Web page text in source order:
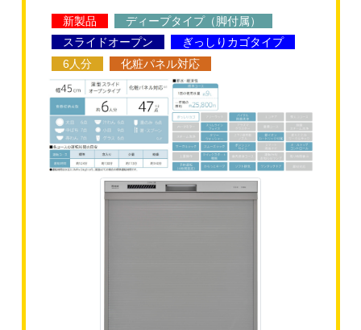
新製品
ディープタイプ（脚付属）
スライドオープン
ぎっしりカゴタイプ
6人分
化粧パネル対応